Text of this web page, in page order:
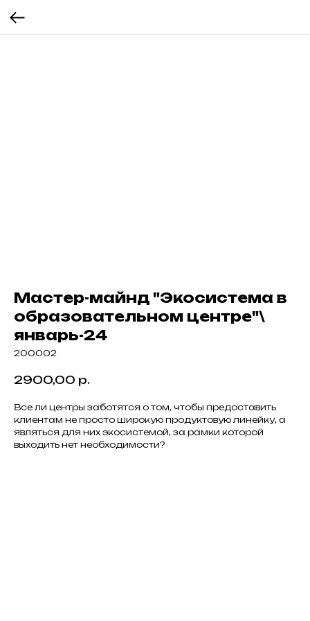
Мастер-майнд "Экосистема в
образовательном центре"\
январь-24
200002
2900,00 р.
Все ли центры заботятся о том, чтобы предоставить
клиентам не просто широкую продуктовую линейку, а
являться для них экосистемой, за рамки которой
выходить нет необходимости?